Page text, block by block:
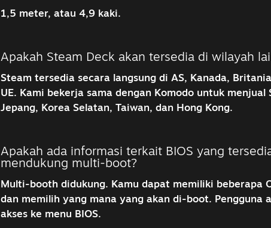
1,5 meter, atau 4,9 kaki.
Apakah Steam Deck akan tersedia di wilayah
Steam tersedia secara langsung di AS, Kanada,
UE. Kami bekerja sama dengan Komodo untuk menjual
Jepang, Korea Selatan, Taiwan, dan Hong Kong.
Apakah ada informasi terkait BIOS yang
mendukung multi-boot?
Multi-booth didukung. Kamu dapat memiliki beberapa
dan memilih yang mana yang akan di-boot. Pengguna
akses ke menu BIOS.